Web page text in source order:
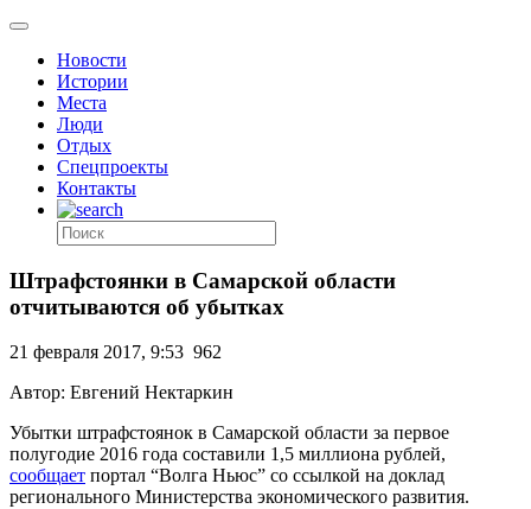
Новости
Истории
Места
Люди
Отдых
Спецпроекты
Контакты
Штрафстоянки в Самарской области
отчитываются об убытках
21 февраля 2017, 9:53 962
Автор: Евгений Нектаркин
Убытки штрафстоянок в Самарской области за первое
полугодие 2016 года составили 1,5 миллиона рублей,
сообщает портал “Волга Ньюс” со ссылкой на доклад
регионального Министерства экономического развития.